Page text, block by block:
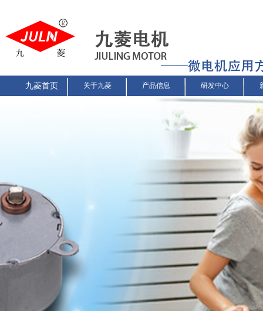
九菱首页 关于九菱 产品信息 研发中心